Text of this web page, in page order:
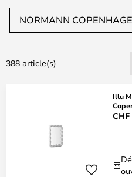
NORMANN
388 article(s)
Illu
CHF